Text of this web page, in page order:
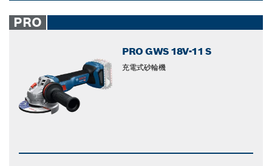
closed
PRO
PRO GWS 18V-11 S
充電式砂輪機